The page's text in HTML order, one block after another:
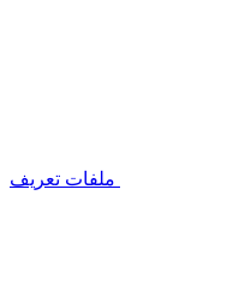
ملفات تعريف